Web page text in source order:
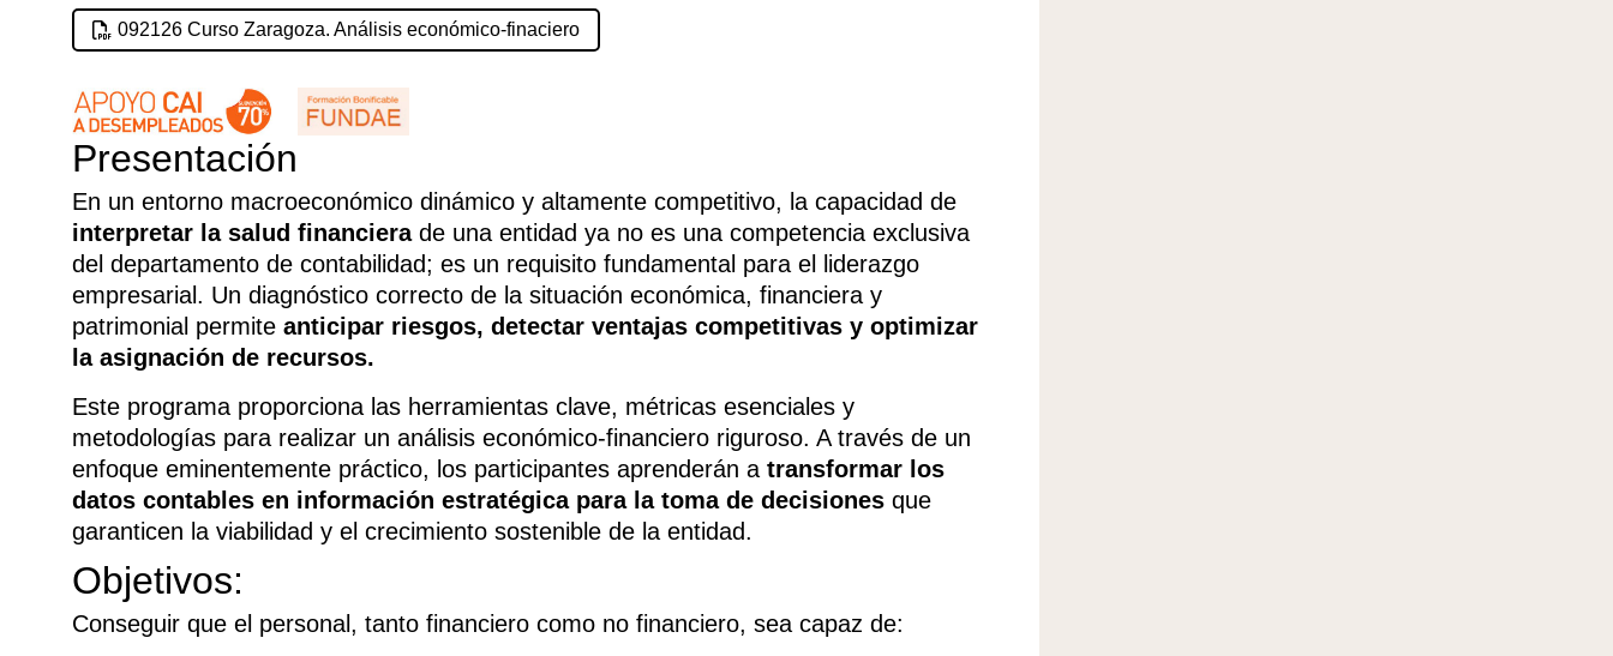
092126 Curso Zaragoza. Análisis económico-finaciero
Presentación
En un entorno macroeconómico dinámico y altamente competitivo, la capacidad de
interpretar la salud financierade una entidad ya no es una competencia exclusiva
del departamento de contabilidad; es un requisito fundamental para el liderazgo
empresarial. Un diagnóstico correcto de la situación económica, financiera y
patrimonial permite anticipar riesgos, detectar ventajas competitivas y optimizar
la asignación de recursos.
Este programa proporciona las herramientas clave, métricas esenciales y
metodologías para realizar un análisis económico-financiero riguroso. A través de un
enfoque eminentemente práctico, los participantes aprenderán a transformar los
datos contables en información estratégica para la toma de decisiones que
garanticen la viabilidad y el crecimiento sostenible de la entidad.
Objetivos:
Conseguir que el personal, tanto financiero como no financiero, sea capaz de: